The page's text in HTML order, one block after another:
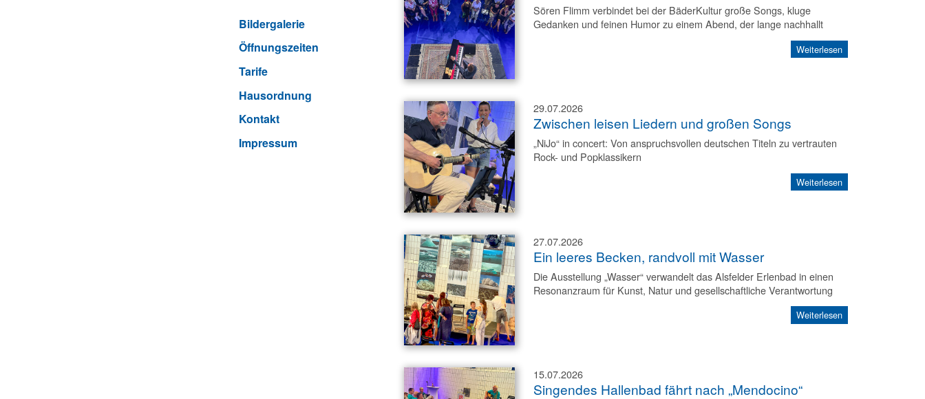
Bildergalerie
Öffnungszeiten
Tarife
Hausordnung
Kontakt
Impressum
Sören Flimm verbindet bei der BäderKultur große Songs, kluge
Gedanken und feinen Humor zu einem Abend, der lange nachhallt
Weiterlesen
29.07.2026
Zwischen leisen Liedern und großen Songs
„NiJo“ in concert: Von anspruchsvollen deutschen Titeln zu vertrauten
Rock- und Popklassikern
Weiterlesen
27.07.2026
Ein leeres Becken, randvoll mit Wasser
Die Ausstellung „Wasser“ verwandelt das Alsfelder Erlenbad in einen
Resonanzraum für Kunst, Natur und gesellschaftliche Verantwortung
Weiterlesen
15.07.2026
Singendes Hallenbad fährt nach „Mendocino“